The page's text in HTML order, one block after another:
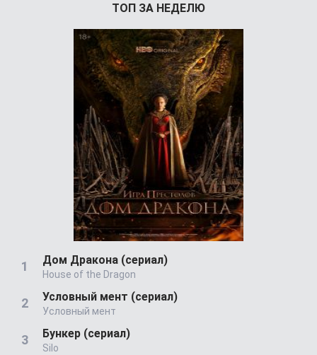
ТОП ЗА НЕДЕЛЮ
Дом Дракона (сериал)
House of the Dragon
Условный мент (сериал)
Условный мент
Бункер (сериал)
Silo